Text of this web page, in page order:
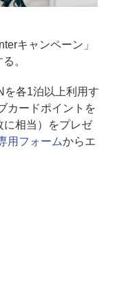
キャンペーン」
。
各1泊以上利用す
カードポイントを
に相当）をプレゼ
用フォームからエ